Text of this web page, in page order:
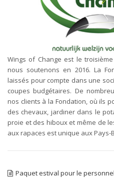
Wings of Change est le
nous soutenons en 2016. La
laissés pour compte dans une
coupes budgétaires. De
nos clients à la Fondation, où ils
des chevaux, jardiner dans le
proie et des hiboux et même de
aux rapaces est unique aux Pays-
Paquet estival pour le personnel